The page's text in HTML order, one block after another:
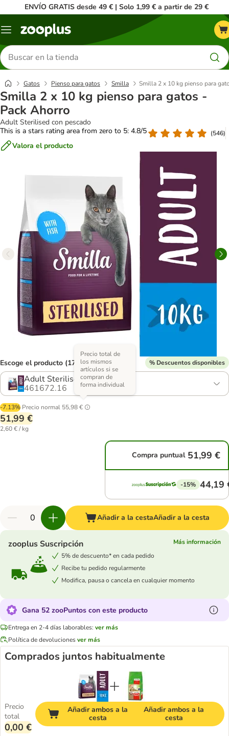
ENVÍO GRATIS desde 49 € | Solo 1,99 € a partir de 29 €
Menú
Buscar
productos
Gatos Pienso para gatos Smilla Smilla 2 x 10 kg pienso para
Smilla 2 x 10 kg pienso para gatos -
Pack Ahorro
Adult Sterilised con pescado
This is a stars rating area from zero to 5: 4.8/5
(546)
Valora el producto
Escoge el producto (17 opciones) % Descuentos disponibles
Adult Sterilised con pescado
461672.16
-7.13% Precio normal 55,98 €
Precio total de
los mismos
artículos si se
compran de
forma individual
51,99 €
2,60 € / kg
Compra puntual 51,99 €
-15% 44,19
Añadir a la cestaAñadir a la cesta
zooplus Suscripción
Más información
5% de descuento* en cada pedido
Recibe tu pedido regularmente
Modifica, pausa o cancela en cualquier momento
Gana 52 zooPuntos con este producto
Entrega en 2-4 días laborables: ver más
Política de devolucionesver más
Comprados juntos habitualmente
Precio
total
0,00 €
Añadir ambos a la
cesta
Añadir ambos a la
cesta